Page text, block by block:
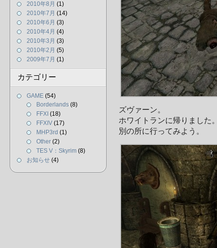
2010年8月 (1)
2010年7月 (14)
2010年6月 (3)
2010年4月 (4)
2010年3月 (3)
2010年2月 (5)
2009年7月 (1)
カテゴリー
GAME (54)
Borderlands (8)
FFXI (18)
FFXIV (17)
MHP3rd (1)
Other (2)
TES V：Skyrim (8)
お知らせ (4)
ズヴァーン。
ホワイトランに帰りました
別の所に行ってみよう。